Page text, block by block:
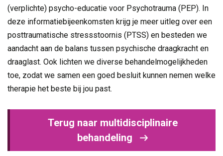
(verplichte) psycho-educatie voor Psychotrauma (PEP). In
deze informatiebijeenkomsten krijg je meer uitleg over een
posttraumatische stressstoornis (PTSS) en besteden we
aandacht aan de balans tussen psychische draagkracht en
draaglast. Ook lichten we diverse behandelmogelijkheden
toe, zodat we samen een goed besluit kunnen nemen welke
therapie het beste bij jou past.
Terug naar multidisciplinaire
behandeling